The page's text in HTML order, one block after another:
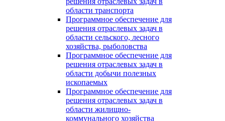
области транспорта
Программное обеспечение для
решения отраслевых задач в
области сельского, лесного
хозяйства, рыболовства
Программное обеспечение для
решения отраслевых задач в
области добычи полезных
ископаемых
Программное обеспечение для
решения отраслевых задач в
области жилищно-
коммунального хозяйства